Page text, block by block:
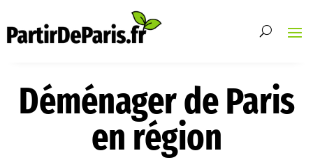
Déménager de Paris
en région